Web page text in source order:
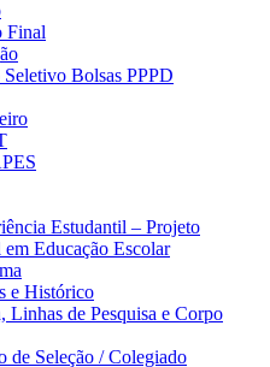
Final
Seletivo Bolsas PPPD
Estudantil – Projeto
Educação Escolar
e Histórico
Linhas de Pesquisa e Corpo
de Seleção / Colegiado